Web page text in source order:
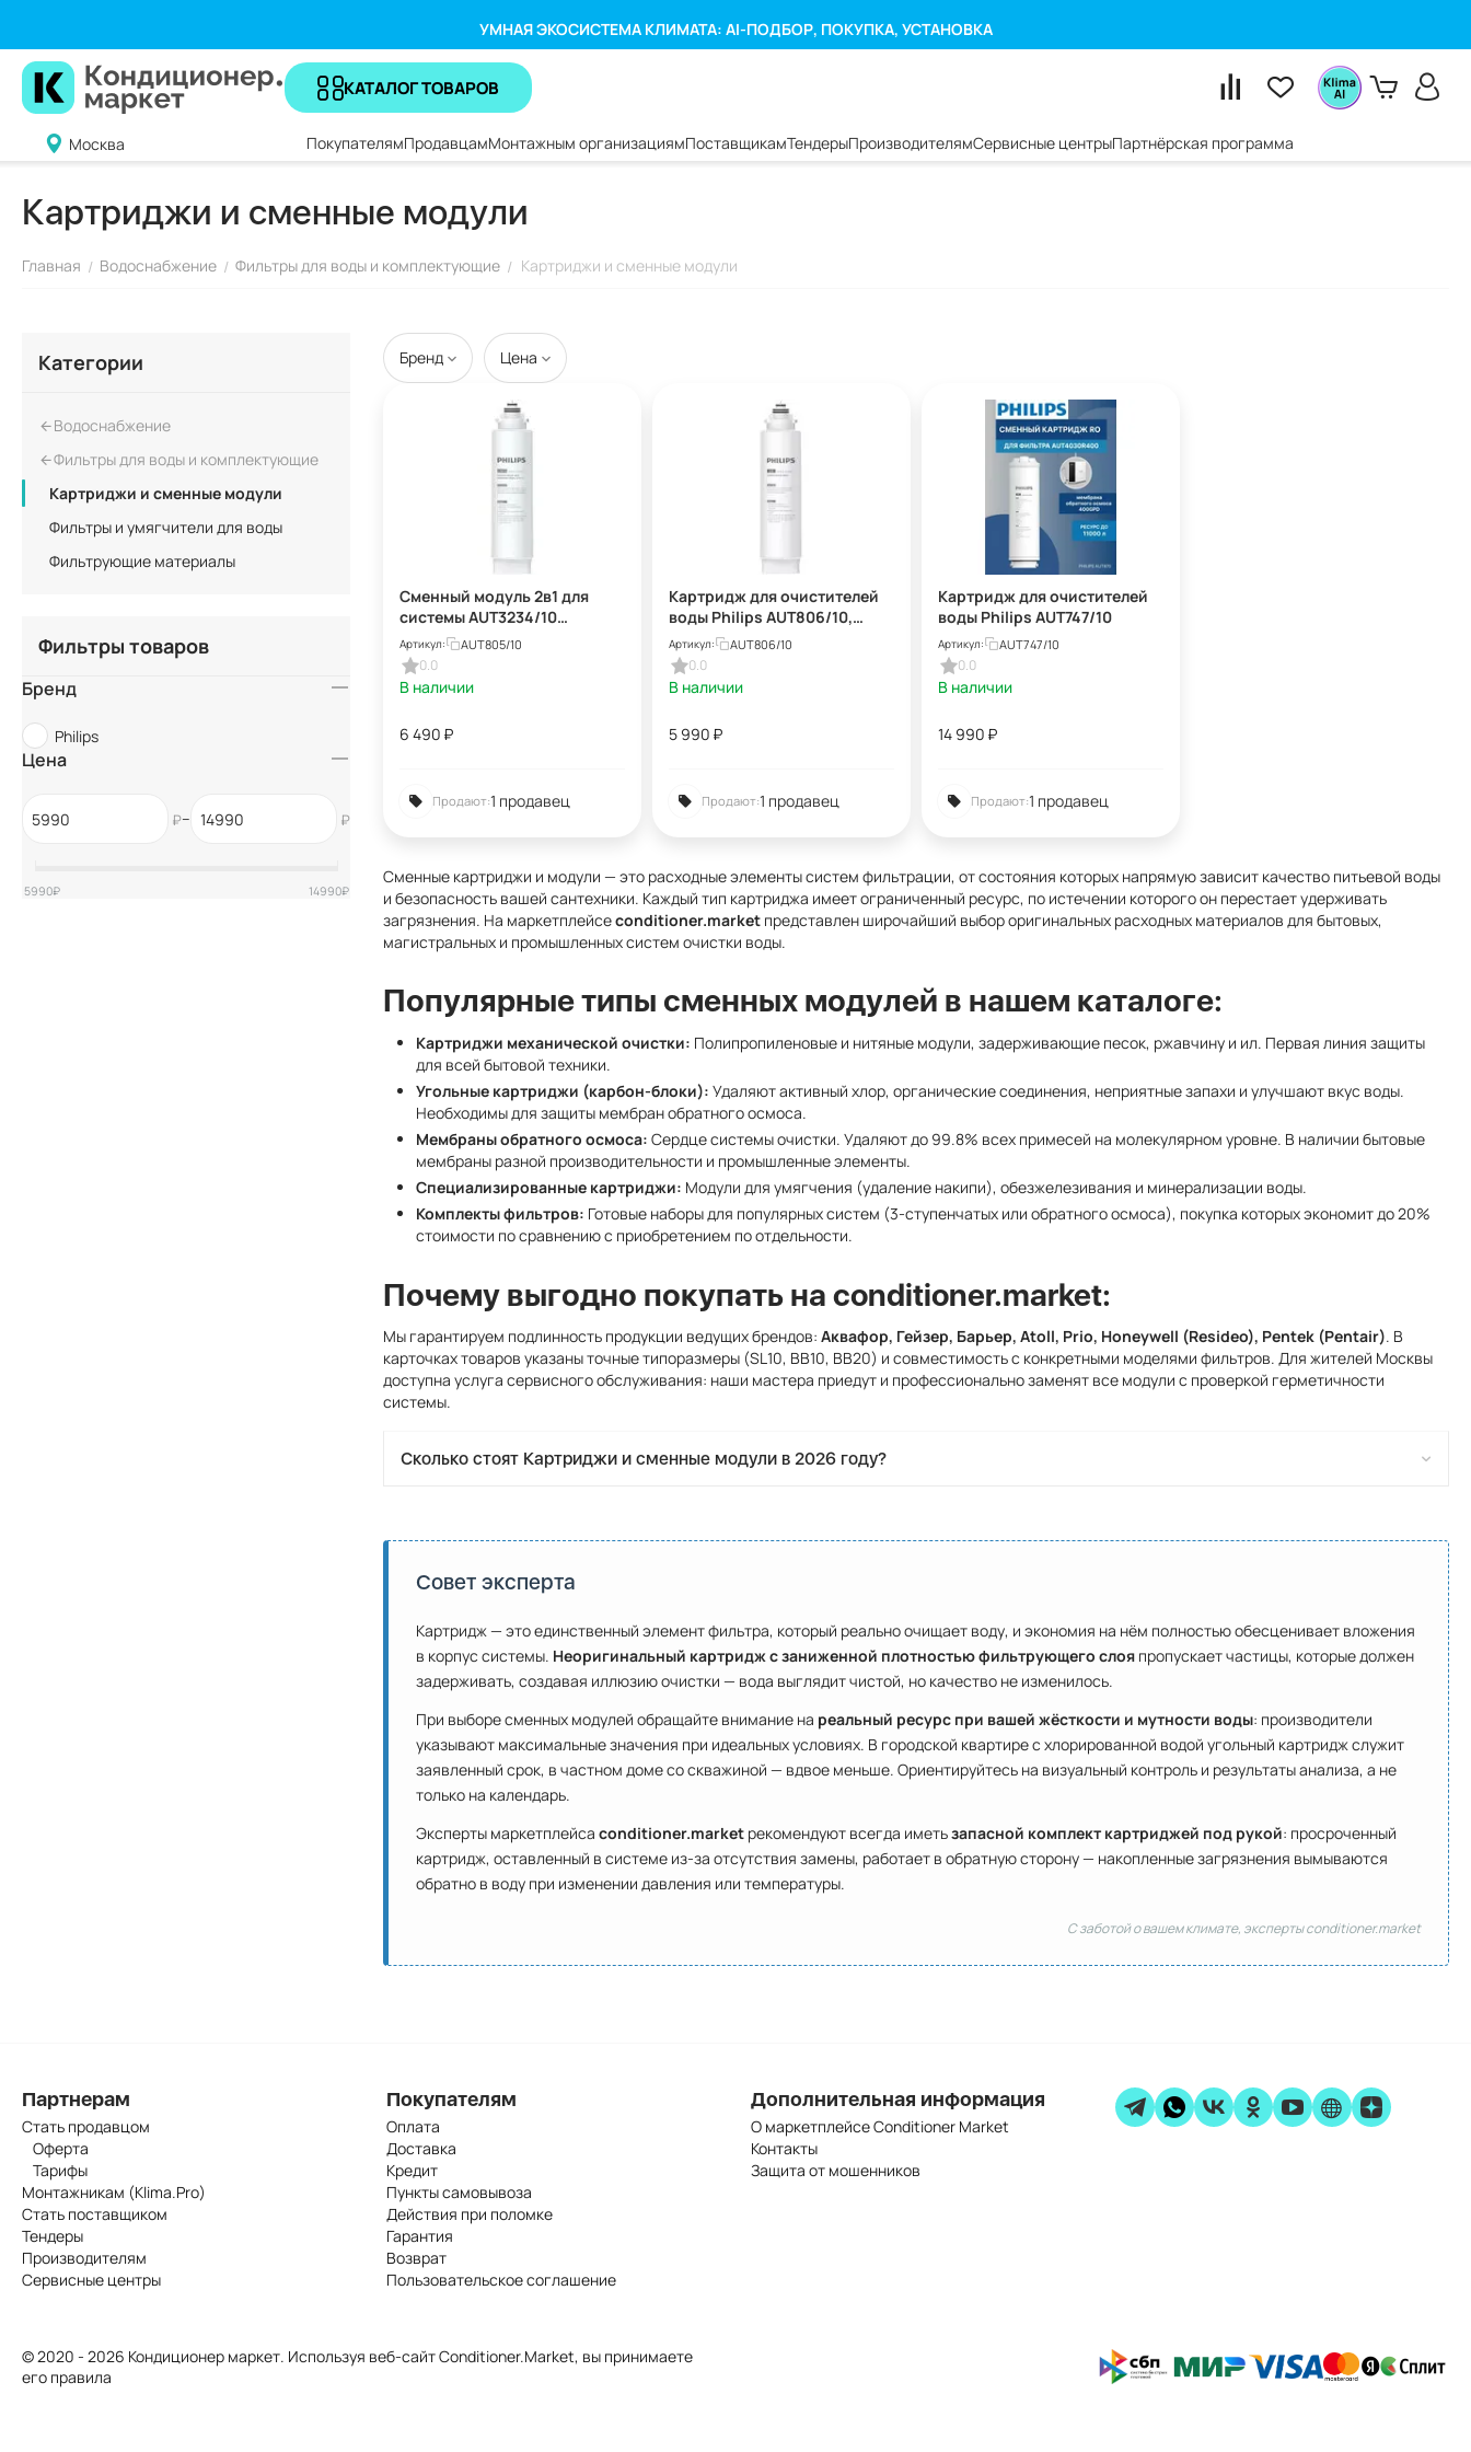
УМНАЯ ЭКОСИСТЕМА КЛИМАТА: AI-ПОДБОР, ПОКУПКА, УСТАНОВКА
КАТАЛОГ ТОВАРОВ
Москва ПокупателямПродавцамМонтажным организациямПоставщикамТендерыПроизводителямСервисные центрыПартнёрская программа
Картриджи и сменные модули
Главная / Водоснабжение / Фильтры для воды и комплектующие / Картриджи и сменные модули
Бренд Цена
Сменный модуль 2в1 для
системы AUT3234/10
Картридж для очистителей
воды Philips AUT805/10
Артикул: AUT805/10
0.0
В наличии
6 490 ₽
Продают:1 продавец
Картридж для очистителей
воды Philips AUT806/10,
сменный модуль угольный
для системы AUT3234/10
Артикул: AUT806/10
0.0
В наличии
5 990 ₽
Продают:1 продавец
Картридж для очистителей
воды Philips AUT747/10
Артикул: AUT747/10
0.0
В наличии
14 990 ₽
Продают:1 продавец
Сменные картриджи и модули — это расходные элементы систем фильтрации, от состояния которых напрямую зависит качество питьевой воды
и безопасность вашей сантехники. Каждый тип картриджа имеет ограниченный ресурс, по истечении которого он перестает удерживать
загрязнения. На маркетплейсеconditioner.market представлен широчайший выбор оригинальных расходных материалов для бытовых,
магистральных и промышленных систем очистки воды.
Популярные типы сменных модулей в нашем каталоге:
Картриджи механической очистки: Полипропиленовые и нитяные модули, задерживающие песок, ржавчину и ил. Первая линия защиты
для всей бытовой техники.
Угольные картриджи (карбон-блоки): Удаляют активный хлор, органические соединения, неприятные запахи и улучшают вкус воды.
Необходимы для защиты мембран обратного осмоса.
Мембраны обратного осмоса: Сердце системы очистки. Удаляют до 99.8% всех примесей на молекулярном уровне. В наличии бытовые
мембраны разной производительности и промышленные элементы.
Специализированные картриджи: Модули для умягчения (удаление накипи), обезжелезивания и минерализации воды.
Комплекты фильтров: Готовые наборы для популярных систем (3-ступенчатых или обратного осмоса), покупка которых экономит до 20%
стоимости по сравнению с приобретением по отдельности.
Почему выгодно покупать на conditioner.market:
Мы гарантируем подлинность продукции ведущих брендов: Аквафор, Гейзер, Барьер, Atoll, Prio, Honeywell (Resideo), Pentek (Pentair). В
карточках товаров указаны точные типоразмеры (SL10, BB10, BB20) и совместимость с конкретными моделями фильтров. Для жителей Москвы
доступна услуга сервисного обслуживания: наши мастера приедут и профессионально заменят все модули с проверкой герметичности
системы.
Сколько стоят Картриджи и сменные модули в 2026 году?
Совет эксперта
Картридж — это единственный элемент фильтра, который реально очищает воду, и экономия на нём полностью обесценивает вложения
в корпус системы. Неоригинальный картридж с заниженной плотностью фильтрующего слоя пропускает частицы, которые должен
задерживать, создавая иллюзию очистки — вода выглядит чистой, но качество не изменилось.
При выборе сменных модулей обращайте внимание на реальный ресурс при вашей жёсткости и мутности воды: производители
указывают максимальные значения при идеальных условиях. В городской квартире с хлорированной водой угольный картридж служит
заявленный срок, в частном доме со скважиной — вдвое меньше. Ориентируйтесь на визуальный контроль и результаты анализа, а не
только на календарь.
Эксперты маркетплейса conditioner.market рекомендуют всегда иметьзапасной комплект картриджей под рукой: просроченный
картридж, оставленный в системе из-за отсутствия замены, работает в обратную сторону — накопленные загрязнения вымываются
обратно в воду при изменении давления или температуры.
С заботой о вашем климате, эксперты conditioner.market
Категории
Водоснабжение
Фильтры для воды и комплектующие
Картриджи и сменные модули
Фильтры и умягчители для воды
Фильтрующие материалы
Фильтры товаров
Бренд
Philips
Цена
₽– ₽
5990₽ 14990₽
Партнерам
Стать продавцом
Оферта
Тарифы
Монтажникам (Klima.Pro)
Стать поставщиком
Тендеры
Производителям
Сервисные центры
Покупателям
Оплата
Доставка
Кредит
Пункты самовывоза
Действия при поломке
Гарантия
Возврат
Пользовательское соглашение
Дополнительная информация
О маркетплейсе Conditioner Market
Контакты
Защита от мошенников
© 2020 - 2026 Кондиционер маркет. Используя веб-сайт Conditioner.Market, вы принимаете
его правила